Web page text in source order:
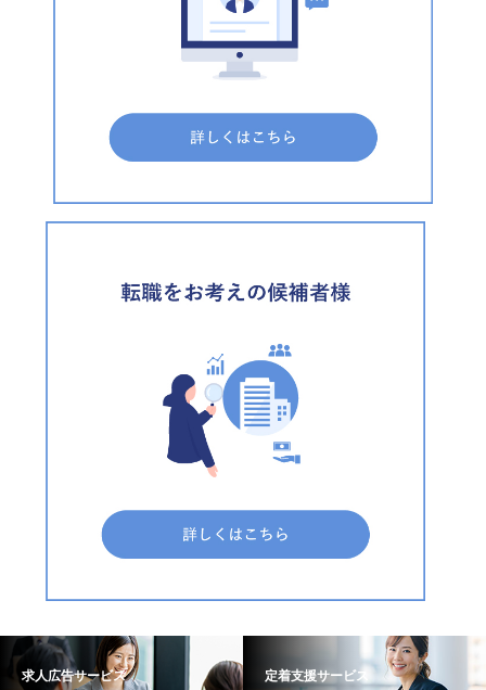
求人広告サービス 定着支援サービス